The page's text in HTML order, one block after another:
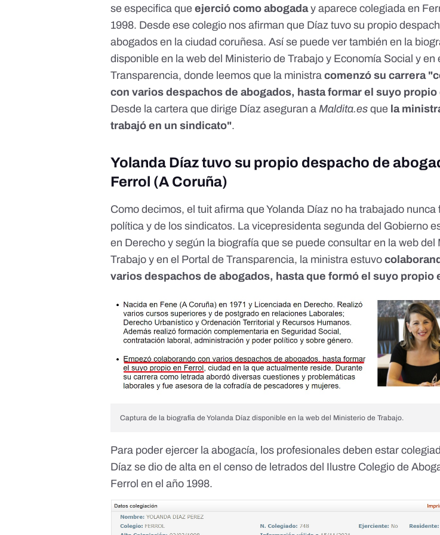
se especifica queejerció como abogaday aparece colegiada en
1998. Desde ese colegio nos afirman que Díaz tuvo su propio
abogados en la ciudad coruñesa. Así se puede ver también en la
disponible en la web del Ministerio de Trabajo y Economía Social yen
Transparencia, donde leemos que la ministracomenzó su carrera
con varios despachos de abogados, hasta formar el suyo
Desde la cartera que dirige Díaz aseguran aMaldita.es que la
trabajó en un sindicato".
Yolanda Díaz tuvo su propio despacho de
Ferrol (A Coruña)
Como decimos, el tuit afirma que Yolanda Díaz no ha trabajado nunca
política y de los sindicatos. La vicepresidenta segunda del Gobierno
en Derecho y según la biografía que se puede consultaren la web del
Trabajo yen el Portal de Transparencia, la ministra estuvo
varios despachos de abogados, hasta que formó el suyo propio
Captura de la biografía de Yolanda Díazdisponible en la web del Ministerio de Trabajo.
Para poder ejercer la abogacía, los profesionales deben estar
Díaz se dio de alta en elcenso de letrados del Ilustre Colegio de
Ferrol en el año 1998.